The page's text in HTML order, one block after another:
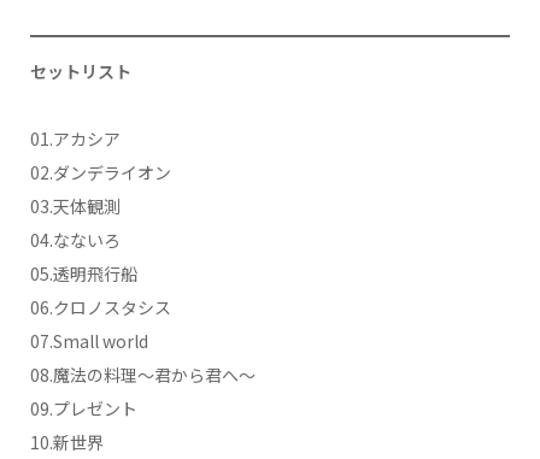
セットリスト
01.アカシア
02.ダンデライオン
03.天体観測
04.なないろ
05.透明飛行船
06.クロノスタシス
07.Small world
08.魔法の料理～君から君へ～
09.プレゼント
10.新世界